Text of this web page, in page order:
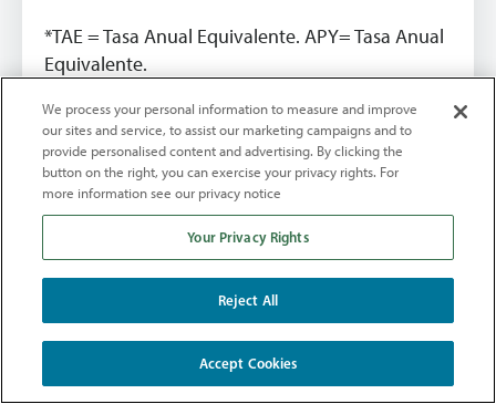
*TAE = Tasa Anual Equivalente. APY= Tasa Anual
Equivalente.
*Los dividendos se calculan mensualmente y se
pagan mensualmente.
Tarifas vigentes a partir del 10 de agosto de 2026
HSA
de Ahorro Salud
We process your personal information to measure and improve
our sites and service, to assist our marketing campaigns and to
provide personalised content and advertising. By clicking the
button on the right, you can exercise your privacy rights. For
more information see our privacy notice
Your Privacy Rights
Reject All
Accept Cookies